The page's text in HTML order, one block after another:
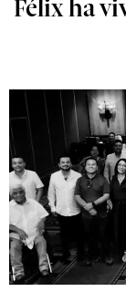
Félix ha